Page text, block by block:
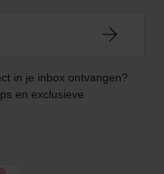
in je inbox ontvangen?
en exclusieve